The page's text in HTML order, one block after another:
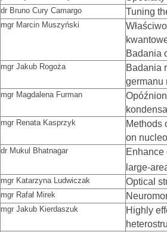
dr Bruno Cury Camargo Tuning
mgr Marcin Muszyński
Badania
mgr Jakub Rogoża
Badania
germanu
mgr Magdalena Furman
mgr Renata Kasprzyk
Methods
on
dr Mukul Bhatnagar
Enhance
large-
mgr Katarzyna Ludwiczak Optical
mgr Rafał Mirek
mgr Jakub Kierdaszuk
Highly